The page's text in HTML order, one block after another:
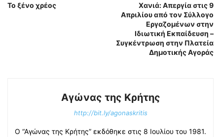
Το ξένο χρέος
Χανιά: Απεργία στις 9
Απριλίου από τον Σύλλογο
Εργαζομένων στην
Ιδιωτική Εκπαίδευση –
Συγκέντρωση στην Πλατεία
Δημοτικής Αγοράς
Αγώνας της Κρήτης
http://bit.ly/agonaskritis
Ο “Αγώνας της Κρήτης” εκδόθηκε στις 8 Ιουλίου του 1981.